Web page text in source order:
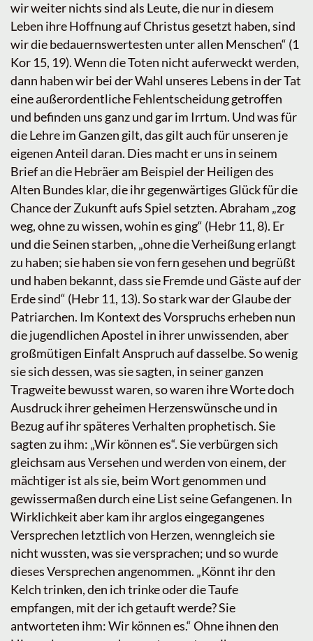
wir weiter nichts sind als Leute, die nur in diesem
Leben ihre Hoffnung auf Christus gesetzt haben, sind
wir die bedauernswertesten unter allen Menschen“ (1
Kor 15, 19). Wenn die Toten nicht auferweckt werden,
dann haben wir bei der Wahl unseres Lebens in der Tat
eine außerordentliche Fehlentscheidung getroffen
und befinden uns ganz und gar im Irrtum. Und was für
die Lehre im Ganzen gilt, das gilt auch für unseren je
eigenen Anteil daran. Dies macht er uns in seinem
Brief an die Hebräer am Beispiel der Heiligen des
Alten Bundes klar, die ihr gegenwärtiges Glück für die
Chance der Zukunft aufs Spiel setzten. Abraham „zog
weg, ohne zu wissen, wohin es ging“ (Hebr 11, 8). Er
und die Seinen starben, „ohne die Verheißung erlangt
zu haben; sie haben sie von fern gesehen und begrüßt
und haben bekannt, dass sie Fremde und Gäste auf der
Erde sind“ (Hebr 11, 13). So stark war der Glaube der
Patriarchen. Im Kontext des Vorspruchs erheben nun
die jugendlichen Apostel in ihrer unwissenden, aber
großmütigen Einfalt Anspruch auf dasselbe. So wenig
sie sich dessen, was sie sagten, in seiner ganzen
Tragweite bewusst waren, so waren ihre Worte doch
Ausdruck ihrer geheimen Herzenswünsche und in
Bezug auf ihr späteres Verhalten prophetisch. Sie
sagten zu ihm: „Wir können es“. Sie verbürgen sich
gleichsam aus Versehen und werden von einem, der
mächtiger ist als sie, beim Wort genommen und
gewissermaßen durch eine List seine Gefangenen. In
Wirklichkeit aber kam ihr arglos eingegangenes
Versprechen letztlich von Herzen, wenngleich sie
nicht wussten, was sie versprachen; und so wurde
dieses Versprechen angenommen. „Könnt ihr den
Kelch trinken, den ich trinke oder die Taufe
empfangen, mit der ich getauft werde? Sie
antworteten ihm: Wir können es.“ Ohne ihnen den